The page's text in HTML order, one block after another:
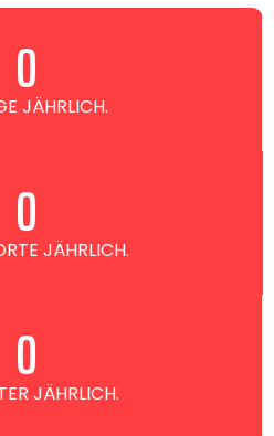
JÄHRLICH.
0
JÄHRLICH.
0
JÄHRLICH.
0